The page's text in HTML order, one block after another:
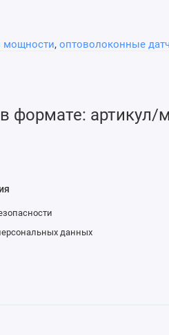
мощности, оптоволоконные
артикул/
данных